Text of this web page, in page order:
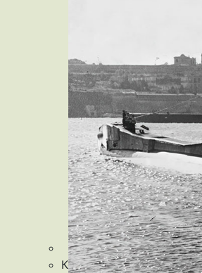
Персона
Наука и Технологии
Культура
Общество
Спорт
Здоровье
Происшествия
Дайджесты
Стиль жизни
Новости партнеров
Интересное
Контакты